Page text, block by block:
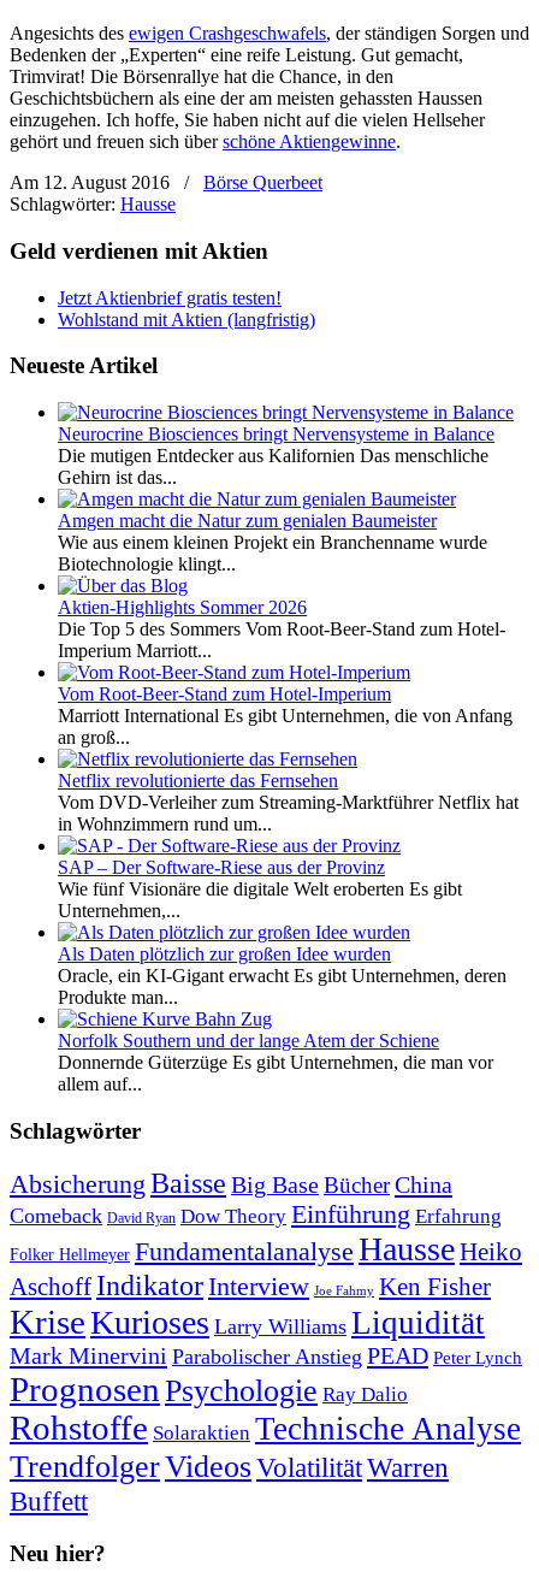
Angesichts des ewigen Crashgeschwafels, der ständigen Sorgen und
Bedenken der „Experten“ eine reife Leistung. Gut gemacht,
Trimvirat! Die Börsenrallye hat die Chance, in den
Geschichtsbüchern als eine der am meisten gehassten Haussen
einzugehen. Ich hoffe, Sie haben nicht auf die vielen Hellseher
gehört und freuen sich überschöne Aktiengewinne.
Am 12. August 2016
/
Börse Querbeet
Schlagwörter: Hausse
Geld verdienen mit Aktien
Jetzt Aktienbrief gratis testen!
Wohlstand mit Aktien (langfristig)
Neueste Artikel
Neurocrine Biosciences bringt Nervensysteme in Balance
Die mutigen Entdecker aus Kalifornien Das menschliche
Gehirn ist das...
Amgen macht die Natur zum genialen Baumeister
Wie aus einem kleinen Projekt ein Branchenname wurde
Biotechnologie klingt...
Aktien-Highlights Sommer 2026
Die Top 5 des Sommers Vom Root-Beer-Stand zum Hotel-
Imperium Marriott...
Vom Root-Beer-Stand zum Hotel-Imperium
Marriott International Es gibt Unternehmen, die von Anfang
an groß...
Netflix revolutionierte das Fernsehen
Vom DVD-Verleiher zum Streaming-Marktführer Netflix hat
in Wohnzimmern rund um...
SAP – Der Software-Riese aus der Provinz
Wie fünf Visionäre die digitale Welt eroberten Es gibt
Unternehmen,...
Als Daten plötzlich zur großen Idee wurden
Oracle, ein KI-Gigant erwacht Es gibt Unternehmen, deren
Produkte man...
Norfolk Southern und der lange Atem der Schiene
Donnernde Güterzüge Es gibt Unternehmen, die man vor
allem auf...
Schlagwörter
Absicherung Baisse Big BaseBücherChina
Comeback David Ryan Dow Theory Einführung Erfahrung
Folker Hellmeyer Fundamentalanalyse HausseHeiko
Aschoff IndikatorInterview Joe Fahmy Ken Fisher
KriseKurioses Larry Williams Liquidität
Mark Minervini Parabolischer Anstieg PEAD Peter Lynch
Prognosen Psychologie Ray Dalio
Rohstoffe Solaraktien Technische Analyse
TrendfolgerVideosVolatilitätWarren
Buffett
Neu hier?